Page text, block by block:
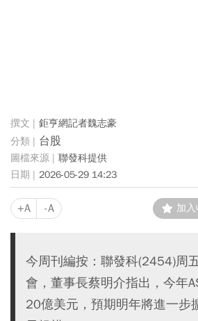
鉅亨網記者魏志豪
台股
聯發科提供
2026-05-29 14:23
+A -A 加
今周刊編按：聯發科(2454)周
會，董事長蔡明介指出，今年
20億美元，預期明年將進一步